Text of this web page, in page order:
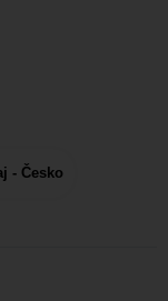
- Česko